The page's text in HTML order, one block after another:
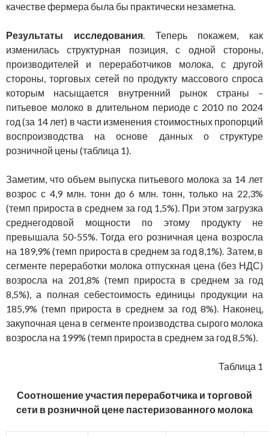
качестве фермера была бы практически незаметна.
Результаты исследования. Теперь покажем, как
изменилась структурная позиция, с одной стороны,
производителей и переработчиков молока, с другой
стороны, торговых сетей по продукту массового спроса
которым насыщается внутренний рынок страны –
питьевое молоко в длительном периоде с 2010 по 2024
год (за 14 лет) в части изменения стоимостных пропорций
воспроизводства на основе данных о структуре
розничной цены (таблица 1).
Заметим, что объем выпуска питьевого молока за 14 лет
возрос с 4,9 млн. тонн до 6 млн. тонн, только на 22,3%
(темп прироста в среднем за год 1,5%). При этом загрузка
среднегодовой мощности по этому продукту не
превышала 50-55%. Тогда его розничная цена возросла
на 189,9% (темп прироста в среднем за год 8,1%). Затем, в
сегменте переработки молока отпускная цена (без НДС)
возросла на 201,8% (темп прироста в среднем за год
8,5%), а полная себестоимость единицы продукции на
185,9% (темп прироста в среднем за год 8%). Наконец,
закупочная цена в сегменте производства сырого молока
возросла на 199% (темп прироста в среднем за год 8,5%).
Таблица 1
Соотношение участия переработчика и торговой
сети в розничной цене пастеризованного молока